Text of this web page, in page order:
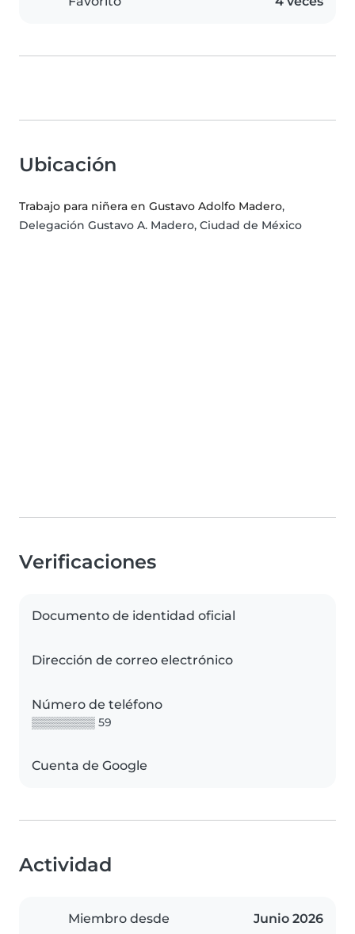
Ubicación
Trabajo para niñera en Gustavo Adolfo Madero,
Delegación Gustavo A. Madero, Ciudad de México
Verificaciones
Documento de identidad oficial
Dirección de correo electrónico
Número de teléfono
▒▒▒▒▒▒▒▒ 59
Cuenta de Google
Actividad
Miembro desde Junio 2026